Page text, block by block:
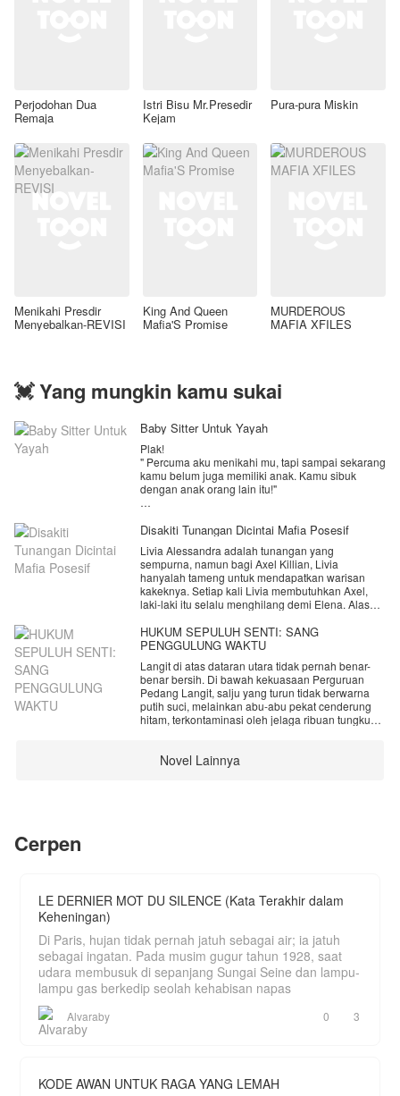
Perjodohan Dua
Remaja
Istri Bisu Mr.Presedir
Kejam
Pura-pura Miskin
Menikahi Presdir
Menyebalkan-REVISI
King And Queen
Mafia'S Promise
MURDEROUS
MAFIA XFILES
💓 Yang mungkin kamu sukai
Baby Sitter Untuk Yayah
Plak!
" Percuma aku menikahi mu, tapi sampai sekarang
kamu belum juga memiliki anak. Kamu sibuk
dengan anak orang lain itu!"
sitter. Memang mengurus anak orang lain adalah
Lagi dan lagi, Raina mendapatkan cap lima jari
dari Rusman di pipinya. Dan yang dibahas adalah
hal yang sama yakni kenapa dia tak kunjung bisa
hamil padahal pernikahan mereka sudah berjalan
Raina Puspita, usianya 25 tahun sekarang. Dia
menikah dengan Rusman Pambudi, pria yang
dulu lembut namun kini berubah setelah mereka
menikah.
Pernikahan yang ia harap menjadi sebuah rumah
baginya, nyatanya menjadi sebuah gubuk derita.
dan tingkah menggemaskan dari Chandran Akash
Dwiangga.
Disakiti Tunangan Dicintai Mafia Posesif
Livia Alessandra adalah tunangan yang
sempurna, namun bagi Axel Killian, Livia
hanyalah tameng untuk mendapatkan warisan
kakeknya. Setiap kali Livia membutuhkan Axel,
laki-laki itu selalu menghilang demi Elena. Alasan
karena sakit.
menghilang dari Axel setelah puncaknya ia
ditinggal Axel saat fitting baju pengantin. Dan saat
itu Livia sudah tahu tentang hubungan Axel dan
Elena dibelakangnya. Ternyata Elena bukan
sahabat perempuan Axel, tapi mantan pacarnya.
membiarkan Livia jatuh. Ia diselamatkan oleh
HUKUM SEPULUH SENTI: SANG
PENGGULUNG WAKTU
Langit di atas dataran utara tidak pernah benar-
benar bersih. Di bawah kekuasaan Perguruan
Pedang Langit, salju yang turun tidak berwarna
putih suci, melainkan abu-abu pekat cenderung
hitam, terkontaminasi oleh jelaga ribuan tungku
adalah hamparan lumpur beku yang dingin,
tempat di mana kasta terendah manusia—para
Novel Lainnya
Cerpen
LE DERNIER MOT DU SILENCE (Kata Terakhir dalam
Keheningan)
Di Paris, hujan tidak pernah jatuh sebagai air; ia jatuh
sebagai ingatan. Pada musim gugur tahun 1928, saat
udara membusuk di sepanjang Sungai Seine dan lampu-
lampu gas berkedip seolah kehabisan napas
Alvaraby 0 3
KODE AWAN UNTUK RAGA YANG LEMAH